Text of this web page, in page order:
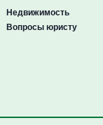
Недвижимость
Вопросы юристу